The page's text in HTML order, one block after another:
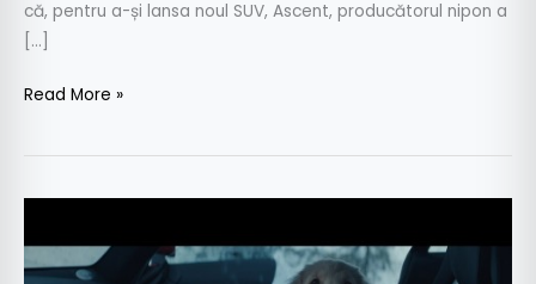
că, pentru a-și lansa noul SUV, Ascent, producătorul nipon a
[…]
Read More »
Crăciun
conduce